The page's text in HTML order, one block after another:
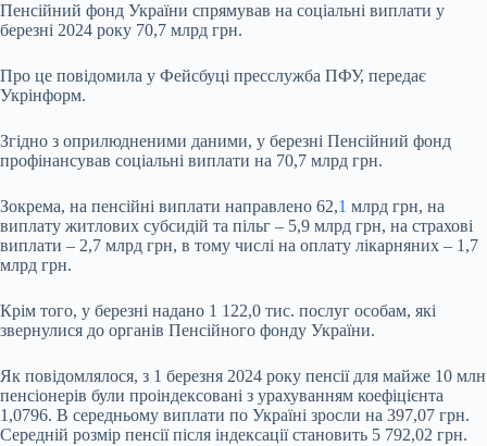
Пенсійний фонд України спрямував на соціальні виплати у
березні 2024 року 70,7 млрд грн.
Про це повідомила у Фейсбуці пресслужба ПФУ, передає
Укрінформ.
Згідно з оприлюдненими даними, у березні Пенсійний фонд
профінансував соціальні виплати на 70,7 млрд грн.
Зокрема, на пенсійні виплати направлено 62,1 млрд грн, на
виплату житлових субсидій та пільг – 5,9 млрд грн, на страхові
виплати – 2,7 млрд грн, в тому числі на оплату лікарняних – 1,7
млрд грн.
Крім того, у березні надано 1 122,0 тис. послуг особам, які
звернулися до органів Пенсійного фонду України.
Як повідомлялося, з 1 березня 2024 року пенсії для майже 10 млн
пенсіонерів були проіндексовані з урахуванням коефіцієнта
1,0796. В середньому виплати по Україні зросли на 397,07 грн.
Середній розмір пенсії після індексації становить 5 792,02 грн.